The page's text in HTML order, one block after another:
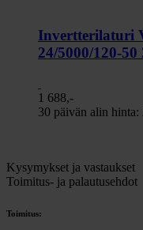
Invertterilaturi
24/5000/120-50
1 688,-
30 päivän alin hinta:
Kysymykset ja vastaukset
Toimitus- ja palautusehdot
Toimitus: